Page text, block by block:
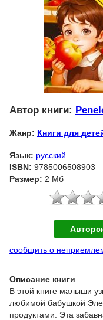
Автор книги:
Жанр: Книги для
Язык: русский
ISBN: 9785006508903
Размер: 2 Мб
сообщить о
Описание книги
В этой книге малыши
любимой бабушкой
продуктами. Эта